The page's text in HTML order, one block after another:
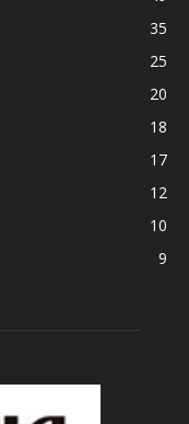
35
25
20
18
17
12
10
9